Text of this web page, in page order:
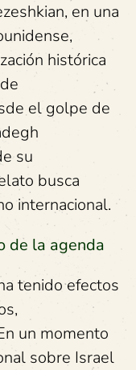
en una
histórica
el golpe de
su
busca
internacional.
de la agenda
tenido efectos
un momento
sobre Israel